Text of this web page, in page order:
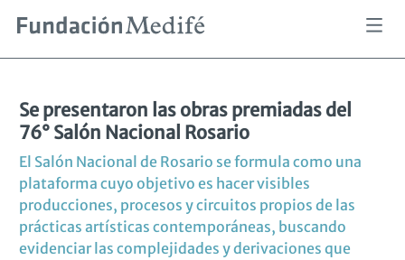
contenido
Sobrescribir
enlaces
a
la
navegación
Se presentaron las obras premiadas del
76° Salón Nacional Rosario
El Salón Nacional de Rosario se formula como una
plataforma cuyo objetivo es hacer visibles
producciones, procesos y circuitos propios de las
prácticas artísticas contemporáneas, buscando
evidenciar las complejidades y derivaciones que